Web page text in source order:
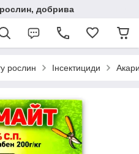
добрива
рослин Інсектициди